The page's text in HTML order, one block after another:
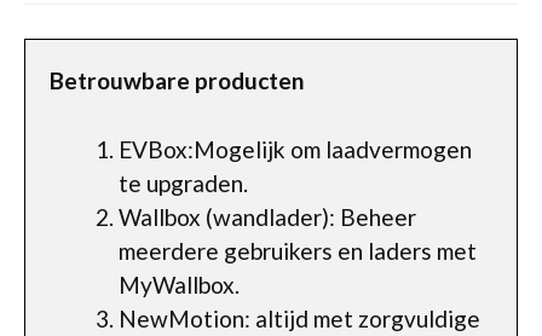
Betrouwbare producten
EVBox:Mogelijk om laadvermogen
te upgraden.
Wallbox (wandlader): Beheer
meerdere gebruikers en laders met
MyWallbox.
NewMotion: altijd met zorgvuldige